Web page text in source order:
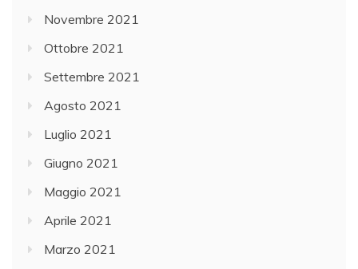
Novembre 2021
Ottobre 2021
Settembre 2021
Agosto 2021
Luglio 2021
Giugno 2021
Maggio 2021
Aprile 2021
Marzo 2021